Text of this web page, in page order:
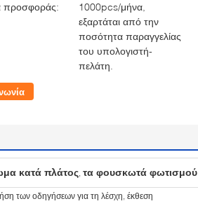
προσφοράς:
1000pcs/μήνα,
εξαρτάται από την
ποσότητα παραγγελίας
του υπολογιστή-
πελάτη.
κατά πλάτος, τα φουσκωτά φωτισμού
των οδηγήσεων για τη λέσχη, έκθεση